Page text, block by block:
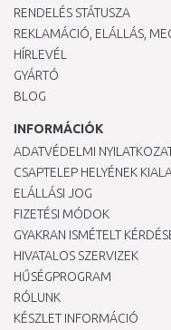
RENDELÉS STÁTUSZA
REKLAMÁCIÓ, ELÁLLÁS,
HÍRLEVÉL
GYÁRTÓ
BLOG
INFORMÁCIÓK
ADATVÉDELMI
CSAPTELEP HELYÉNEK
ELÁLLÁSI JOG
FIZETÉSI MÓDOK
GYAKRAN ISMÉTELT
HIVATALOS SZERVIZEK
HŰSÉGPROGRAM
RÓLUNK
KÉSZLET INFORMÁCIÓ